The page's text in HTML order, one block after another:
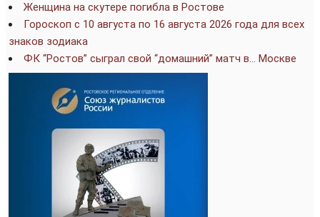
Женщина на скутере погибла в Ростове
Гороскоп с 10 августа по 16 августа 2026 года для всех
знаков зодиака
ФК “Ростов” сыграл свой “домашний” матч в… Москве